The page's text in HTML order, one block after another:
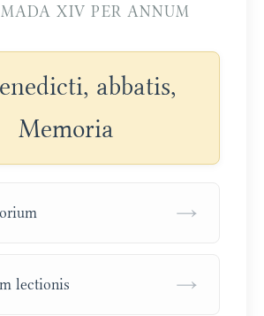
XIV PER ANNUM
abbatis,
Memoria
→
lectionis →